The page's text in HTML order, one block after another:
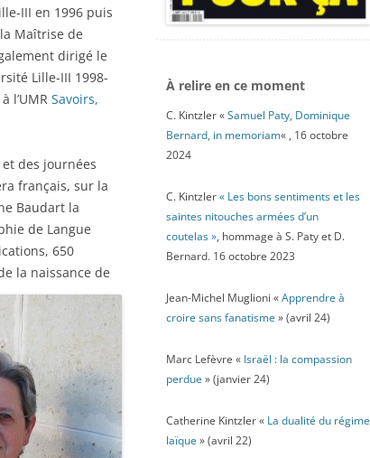
III en 1996 puis
Maîtrise de
dirigé le
Lille-III 1998-
l’UMR Savoirs,
des journées
français, sur la
Baudart la
de Langue
650
la naissance de
À relire en ce moment
C. Kintzler «Samuel Paty, Dominique
Bernard, in memoriam« , 16 octobre
2024
C. Kintzler« Les bons sentiments et les
saintes nitouches armées d’un
coutelas », hommage à S. Paty et D.
Bernard. 16 octobre 2023
Jean-Michel Muglioni «Apprendre à
croire sans fanatisme » (avril 24)
Marc Lefèvre « Israël : la compassion
perdue » (janvier 24)
Catherine Kintzler « La dualité du régime
laïque » (avril 22)